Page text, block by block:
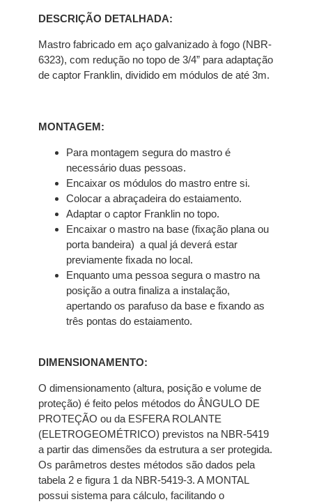
DESCRIÇÃO DETALHADA:
Mastro fabricado em aço galvanizado à fogo (NBR-
6323), com redução no topo de 3/4” para adaptação
de captor Franklin, dividido em módulos de até 3m.
MONTAGEM:
Para montagem segura do mastro é
necessário duas pessoas.
Encaixar os módulos do mastro entre si.
Colocar a abraçadeira do estaiamento.
Adaptar o captor Franklin no topo.
Encaixar o mastro na base (fixação plana ou
porta bandeira) a qual já deverá estar
previamente fixada no local.
Enquanto uma pessoa segura o mastro na
posição a outra finaliza a instalação,
apertando os parafuso da base e fixando as
três pontas do estaiamento.
DIMENSIONAMENTO:
O dimensionamento (altura, posição e volume de
proteção) é feito pelos métodos do ÂNGULO DE
PROTEÇÃO ou da ESFERA ROLANTE
(ELETROGEOMÉTRICO) previstos na NBR-5419
a partir das dimensões da estrutura a ser protegida.
Os parâmetros destes métodos são dados pela
tabela 2 e figura 1 da NBR-5419-3. A MONTAL
possui sistema para cálculo, facilitando o